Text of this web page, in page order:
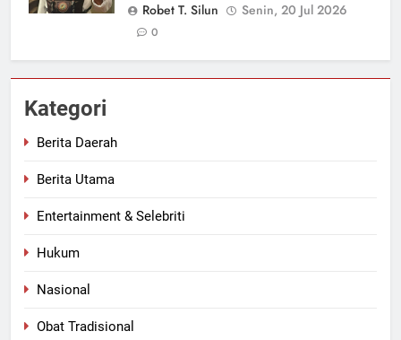
Robet T. Silun
Senin, 20 Jul 2026
0
Kategori
Berita Daerah
Berita Utama
Entertainment & Selebriti
Hukum
Nasional
Obat Tradisional